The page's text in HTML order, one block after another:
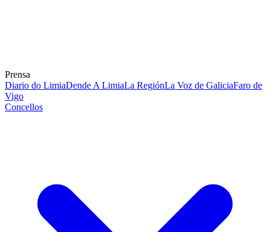
Prensa
Diario do LimiaDende A LimiaLa RegiónLa Voz de GaliciaFaro de
Vigo
Concellos